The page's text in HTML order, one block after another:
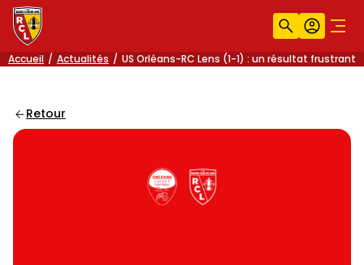
Recherche
Accueil Actualités US Orléans-RC Lens (1-1) : un résultat frustrant
Retour